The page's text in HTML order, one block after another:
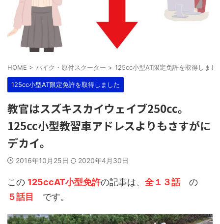
HOME > バイク・原付スクーター > 125cc小型AT限定免許を取得しまし
125cc小型AT限定免許を取得しました
教官はスズキスカイウェイブ250cc。
125cc小型教習車アドレスよりもさすがに
デカイ。
2016年10月25日 2020年4月30日
この 125ccAT小型免許の記事は、 全１３話の
５話目
です。